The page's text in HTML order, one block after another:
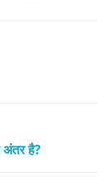
है?